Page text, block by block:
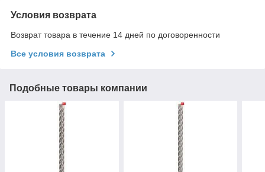
Условия возврата
Возврат товара в течение 14 дней по договоренности
Все условия возврата
Подобные товары компании